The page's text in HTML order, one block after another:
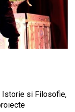
Istorie si Filosofie,